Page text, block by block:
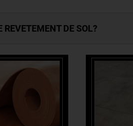
REVETEMENT DE SOL?